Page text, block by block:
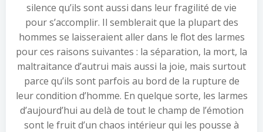
silence qu’ils sont aussi dans leur fragilité de vie
pour s’accomplir. Il semblerait que la plupart des
hommes se laisseraient aller dans le flot des larmes
pour ces raisons suivantes : la séparation, la mort, la
maltraitance d’autrui mais aussi la joie, mais surtout
parce qu’ils sont parfois au bord de la rupture de
leur condition d’homme. En quelque sorte, les larmes
d’aujourd’hui au delà de tout le champ de l’émotion
sont le fruit d’un chaos intérieur qui les pousse à